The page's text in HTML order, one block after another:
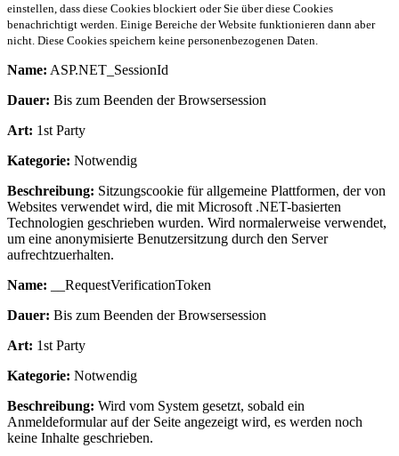
einstellen, dass diese Cookies blockiert oder Sie über diese Cookies
benachrichtigt werden. Einige Bereiche der Website funktionieren dann aber
nicht. Diese Cookies speichern keine personenbezogenen Daten.
Name: ASP.NET_SessionId
Dauer: Bis zum Beenden der Browsersession
Art: 1st Party
Kategorie: Notwendig
Beschreibung: Sitzungscookie für allgemeine Plattformen, der von
Websites verwendet wird, die mit Microsoft .NET-basierten
Technologien geschrieben wurden. Wird normalerweise verwendet,
um eine anonymisierte Benutzersitzung durch den Server
aufrechtzuerhalten.
Name: __RequestVerificationToken
Dauer: Bis zum Beenden der Browsersession
Art: 1st Party
Kategorie: Notwendig
Beschreibung: Wird vom System gesetzt, sobald ein
Anmeldeformular auf der Seite angezeigt wird, es werden noch
keine Inhalte geschrieben.